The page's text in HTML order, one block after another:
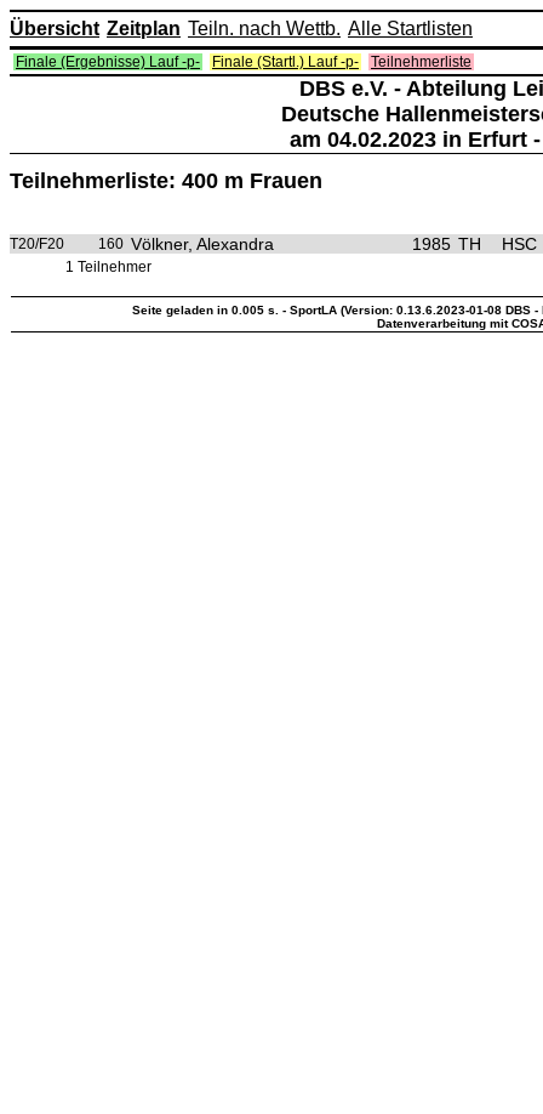
Übersicht Zeitplan Teiln. nach Wettb. Alle Startlisten
Finale (Ergebnisse) Lauf -p- Finale (Startl.) Lauf -p- Teilnehmerliste
DBS e.V. - Abteilung
Deutsche
am 04.02.2023 in Erfurt
Teilnehmerliste: 400 m Frauen
T20/F20 160 Völkner, Alexandra 1985 TH HSC
1 Teilnehmer
Seite geladen in 0.005 s. - SportLA (Version: 0.13.6.2023-01-08 DBS
Datenverarbeitung mit